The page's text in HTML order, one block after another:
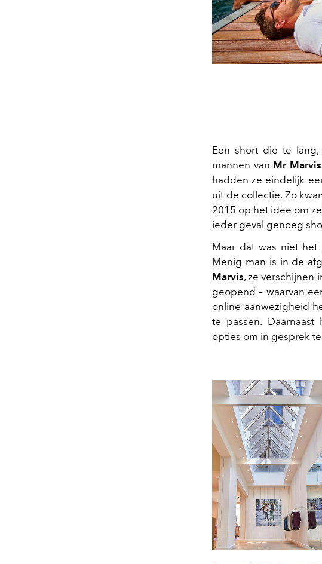
Een short die te
mannen van Mr Marvis
hadden ze eindelijk
uit de collectie. Zo
2015 op het idee om
ieder geval genoeg
Maar dat was niet het
Menig man is in de
Marvis, ze verschijnen
geopend – waarvan
online aanwezigheid
te passen.
opties om in gesprek